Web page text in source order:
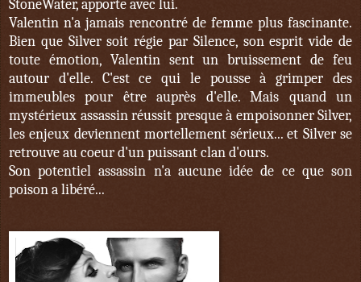
StoneWater, apporte avec lui.
Valentin n'a jamais rencontré de femme plus fascinante.
Bien que Silver soit régie par Silence, son esprit vide de
toute émotion, Valentin sent un bruissement de feu
autour d'elle. C'est ce qui le pousse à grimper des
immeubles pour être auprès d'elle. Mais quand un
mystérieux assassin réussit presque à empoisonner Silver,
les enjeux deviennent mortellement sérieux... et Silver se
retrouve au coeur d'un puissant clan d'ours.
Son potentiel assassin n'a aucune idée de ce que son
poison a libéré...